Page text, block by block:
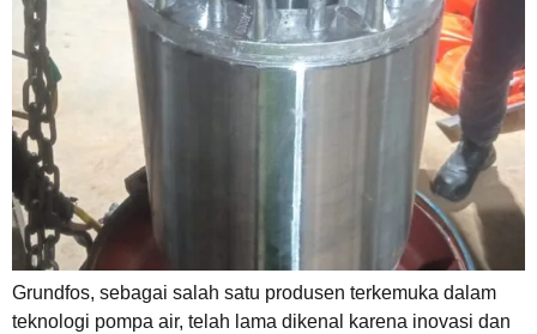
Grundfos, sebagai salah satu produsen terkemuka dalam
teknologi pompa air, telah lama dikenal karena inovasi dan